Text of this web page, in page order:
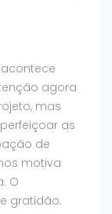
acontece
agora
mas
as
de
motiva
O
gratidão.